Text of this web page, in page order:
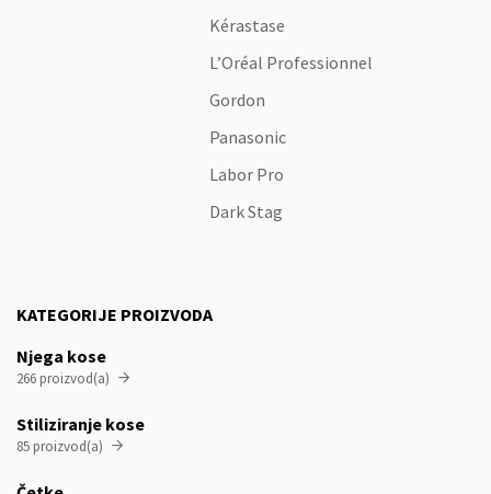
Kérastase
L’Oréal Professionnel
Gordon
Panasonic
Labor Pro
Dark Stag
KATEGORIJE PROIZVODA
Njega kose
266 proizvod(a) 
Stiliziranje kose
85 proizvod(a) 